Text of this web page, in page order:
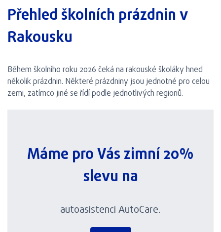
Přehled školních prázdnin v
Rakousku
Během školního roku 2026 čeká na rakouské školáky hned
několik prázdnin. Některé prázdniny jsou jednotné pro celou
zemi, zatímco jiné se řídí podle jednotlivých regionů.
Máme pro Vás zimní 20%
slevu na
autoasistenci AutoCare.